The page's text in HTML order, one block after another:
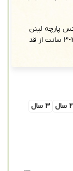
پارچه لینن
میباشد ،کشسانی ندارد(احتمال آبرفت حدود 2-3 سانت از قد
2 سال 3 سال